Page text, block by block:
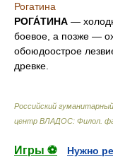
Рогатина
РОГА́ТИНА —
боевое, а позже —
обоюдоострое
древке.
Российский
центр ВЛАДОС: Филол.
Игры ⚽
Нужно